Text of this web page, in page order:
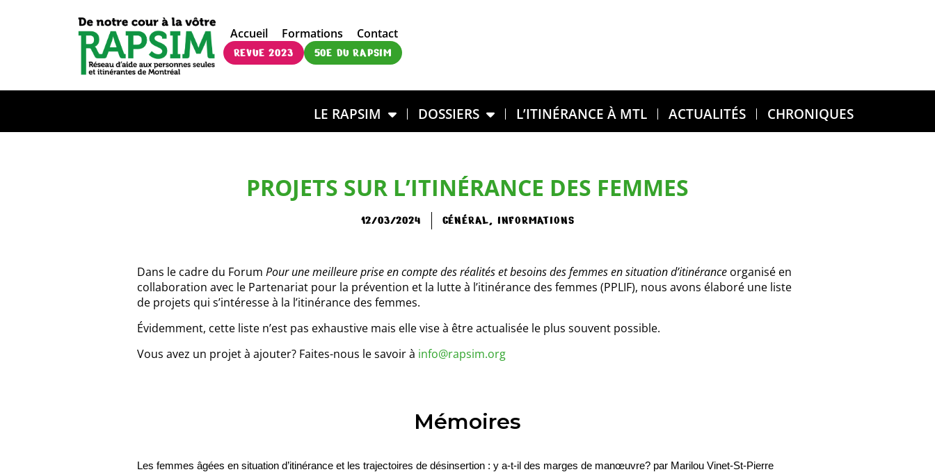
Accueil Formations
Contact
REVUE 2023
50E DU RAPSIM
LE RAPSIM DOSSIERS L’ITINÉRANCE À MTL ACTUALITÉS CHRONIQUES
PROJETS SUR L’ITINÉRANCE DES FEMMES
12/03/2024 GÉNÉRAL, INFORMATIONS
Dans le cadre du Forum Pour une meilleure prise en compte des réalités et besoins des femmes en situation d’itinérance organisé en
collaboration avec le Partenariat pour la prévention et la lutte à l’itinérance des femmes (PPLIF), nous avons élaboré une liste
de projets qui s’intéresse à la l’itinérance des femmes.
Évidemment, cette liste n’est pas exhaustive mais elle vise à être actualisée le plus souvent possible.
Vous avez un projet à ajouter? Faites-nous le savoir à info@rapsim.org
Mémoires
Les femmes âgées en situation d’itinérance et les trajectoires de désinsertion : y a-t-il des marges de manœuvre? par Marilou Vinet-St-Pierre